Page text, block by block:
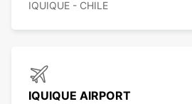
IQUIQUE - CHILE
IQUIQUE AIRPORT